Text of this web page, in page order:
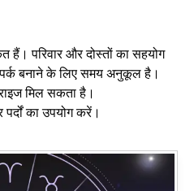
परिवार और दोस्तों का सहयोग
बनाने के लिए समय अनुकूल है।
मिल सकता है।
का उपयोग करें।